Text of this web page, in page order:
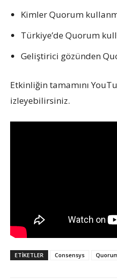
Kimler Quorum
Türkiye’de Quorum
Geliştirici gözünden
Etkinliğin tamamını
izleyebilirsiniz.
ETIKETLER Consensys